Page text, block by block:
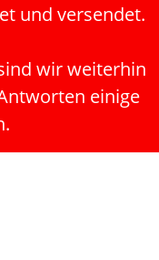
und versendet.
wir weiterhin
einige